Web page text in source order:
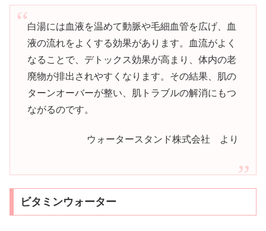
白湯には血液を温めて動脈や毛細血管を広げ、血
液の流れをよくする効果があります。血流がよく
なることで、デトックス効果が高まり、体内の老
廃物が排出されやすくなります。その結果、肌の
ターンオーバーが整い、肌トラブルの解消にもつ
ながるのです。
ウォータースタンド株式会社 より
ビタミンウォーター